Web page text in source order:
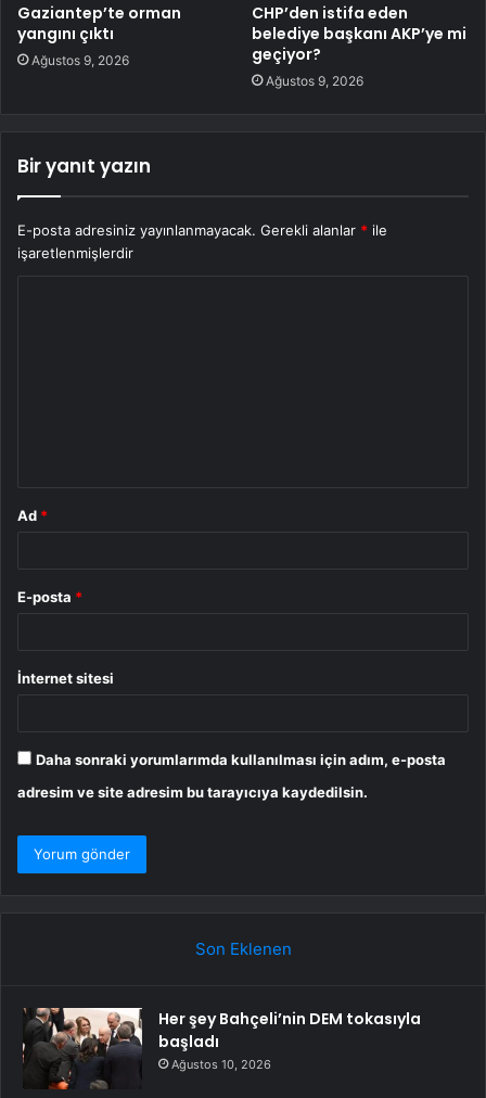
Gaziantep’te orman
yangını çıktı
Ağustos 9, 2026
CHP’den istifa eden
belediye başkanı AKP’ye mi
geçiyor?
Ağustos 9, 2026
Bir yanıt yazın
E-posta adresiniz yayınlanmayacak. Gerekli alanlar * ile
işaretlenmişlerdir
Ad *
E-posta *
İnternet sitesi
Daha sonraki yorumlarımda kullanılması için adım, e-posta
adresim ve site adresim bu tarayıcıya kaydedilsin.
Son Eklenen
Her şey Bahçeli’nin DEM tokasıyla
başladı
Ağustos 10, 2026